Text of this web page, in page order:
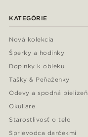
KATEGÓRIE
Nová kolekcia
Šperky a hodinky
Doplnky k obleku
Tašky & Peňaženky
Odevy a spodná bielizeň
Okuliare
Starostlivosť o telo
Sprievodca darčekmi